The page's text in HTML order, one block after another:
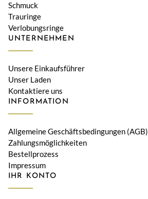
Schmuck
Trauringe
Verlobungsringe
UNTERNEHMEN
Unsere Einkaufsführer
Unser Laden
Kontaktiere uns
INFORMATION
Allgemeine Geschäftsbedingungen (AGB)
Zahlungsmöglichkeiten
Bestellprozess
Impressum
IHR KONTO